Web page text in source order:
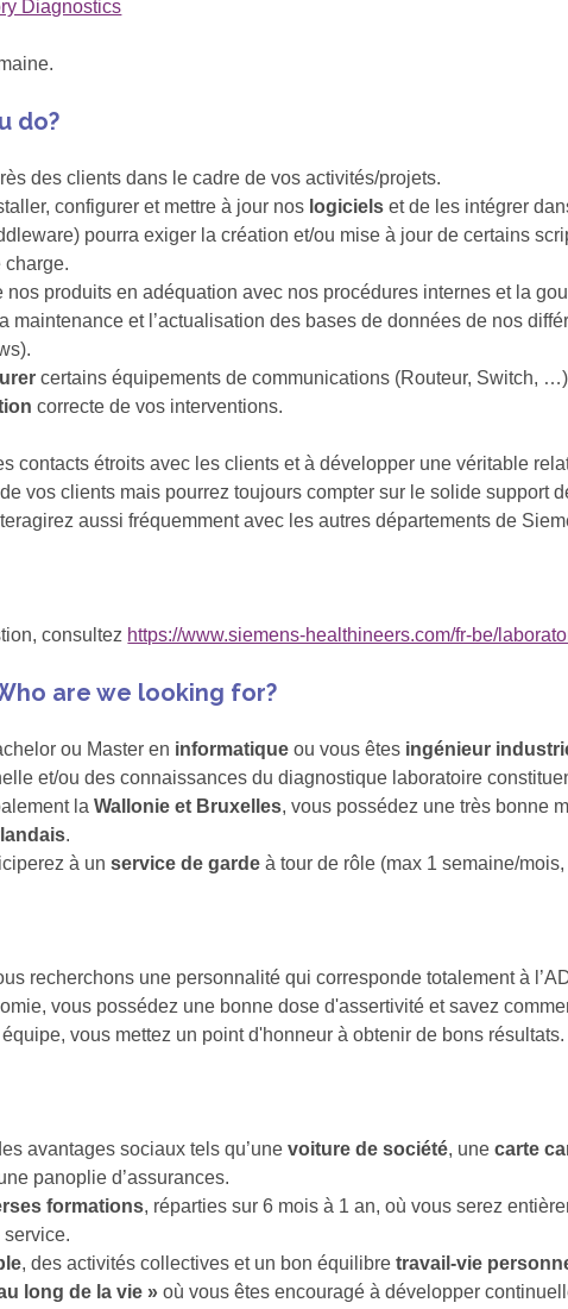
Diagnostics
do?
des clients dans le cadre de vos activités/projets.
configurer et mettre à jour nos logicielset de les intégrer
pourra exiger la création et/ou mise à jour de certains
charge.
nos produits en adéquation avec nos procédures internes et la
maintenance et l’actualisation des bases de données de nos
certains équipements de communications (Routeur, Switch,
correcte de vos interventions.
contacts étroits avec les clients et à développer une véritable
vos clients mais pourrez toujours compter sur le solide support
aussi fréquemment avec les autres départements de
consultez https://www.siemens-healthineers.com/fr-be/
are we looking for?
ou Master en informatiqueou vous êtes ingénieur
et/ou des connaissances du diagnostique laboratoire
laWallonie et Bruxelles, vous possédez une très bonne
.
à unservice de garde à tour de rôle (max 1 semaine/
recherchons une personnalité qui corresponde totalement à
vous possédez une bonne dose d'assertivité et savez
vous mettez un point d'honneur à obtenir de bons résultats.
avantages sociaux tels qu’unevoiture de société, unecarte
panoplie d’assurances.
formations, réparties sur 6 mois à 1 an, où vous serez
service.
, des activités collectives et un bon équilibre travail-vie
long de la vie » où vous êtes encouragé à développer